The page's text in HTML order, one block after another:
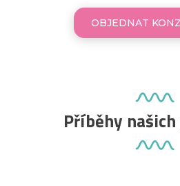
OBJEDNAT
Příběhy